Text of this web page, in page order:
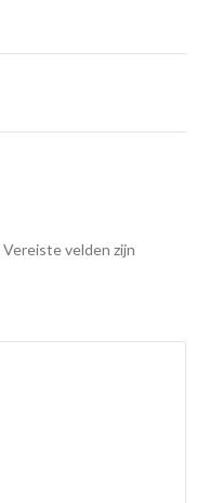
Vereiste velden zijn